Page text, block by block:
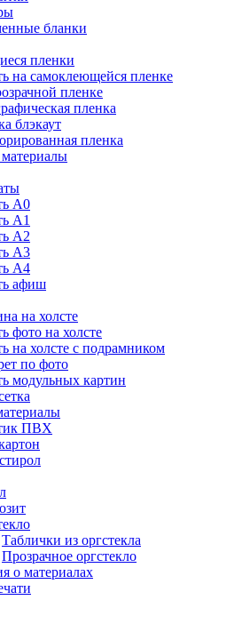
бланки
пленки
на самоклеющейся пленке
пленке
пленка
блэкаут
пленка
А0
А1
А2
А3
А4
афиш
на холсте
фото на холсте
на холсте с подрамником
по фото
модульных картин
ПВХ
Таблички из оргстекла
Прозрачное оргстекло
о материалах